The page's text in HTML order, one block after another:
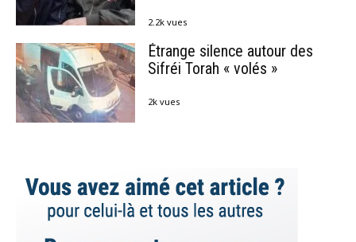
2.2k vues
Étrange silence autour des
Sifréi Torah « volés »
2k vues